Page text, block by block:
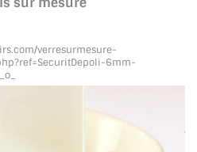
ET FIXATION DU
verresurmesure-
-6mm-